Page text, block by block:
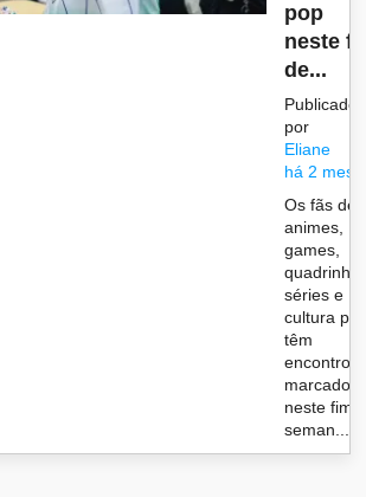
pop
neste
de...
Publicado
por
Eliane
há 2
Os fãs de
animes,
games,
séries e
cultura
têm
encontro
marcado
neste fim
seman...